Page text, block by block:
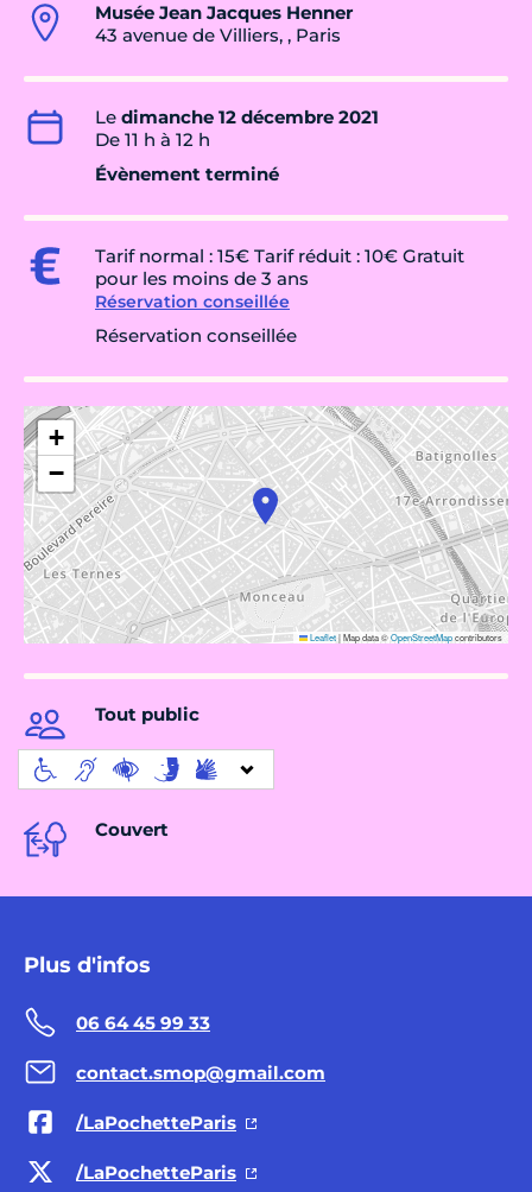
Musée Jean Jacques Henner
43 avenue de Villiers, , Paris
Le dimanche 12 décembre 2021
De 11 h à 12 h
Évènement terminé
Tarif normal : 15€ Tarif réduit : 10€ Gratuit
pour les moins de 3 ans
Réservation conseillée
Réservation conseillée
+
−
Leaflet|Map data ©OpenStreetMapcontributors
Tout public
Couvert
Plus d'infos
06 64 45 99 33
contact.smop@gmail.com
/LaPochetteParis
/LaPochetteParis